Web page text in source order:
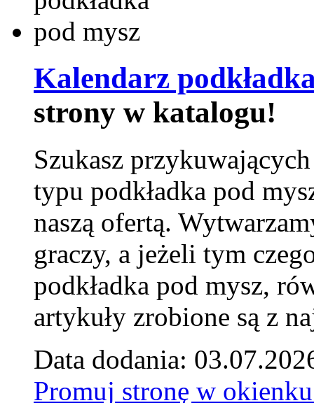
Kalendarz
strony w katalogu!
Szukasz
typu podkładka pod
naszą ofertą.
graczy, a jeżeli tym
podkładka pod mysz,
artykuły zrobione są z
Data dodania:
Promuj stronę w